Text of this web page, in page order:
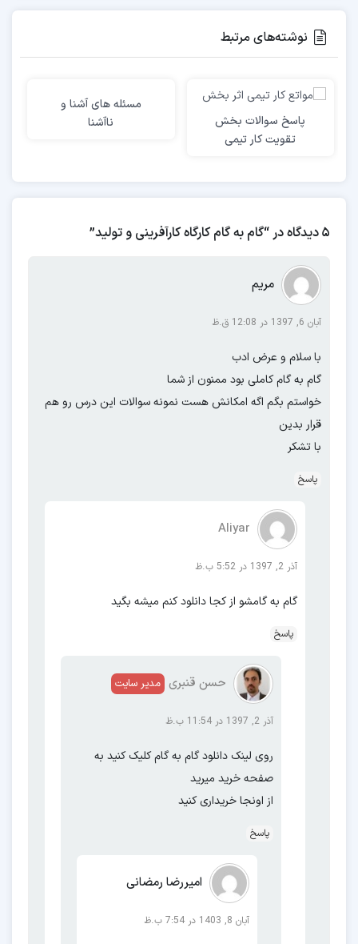
نوشته‌های مرتبط
پاسخ سوالات بخش
تقویت کار تیمی
مسئله های آشنا و
ناآشنا
5 دیدگاه در “گام به گام کارگاه کارآفرینی و تولید”
مریم
آبان 6, 1397 در 12:08 ق.ظ
با سلام و عرض ادب
گام به گام کاملی بود ممنون از شما
خواستم بگم اگه امکانش هست نمونه سوالات این درس رو هم
قرار بدین
با تشکر
پاسخ
Aliyar
آذر 2, 1397 در 5:52 ب.ظ
گام به گامشو از کجا دانلود کنم میشه بگید
پاسخ
حسن قنبری مدیر سایت
آذر 2, 1397 در 11:54 ب.ظ
روی لینک دانلود گام به گام کلیک کنید به
صفحه خرید میرید
از اونجا خریداری کنید
پاسخ
امیررضا رمضانی
آبان 8, 1403 در 7:54 ب.ظ